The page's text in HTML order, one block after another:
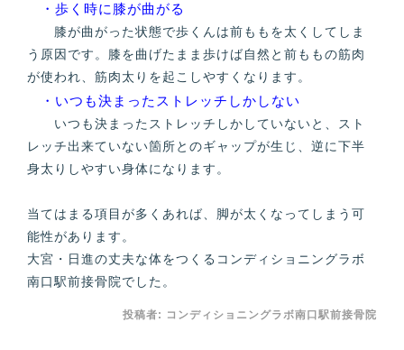
・歩く時に膝が曲がる
膝が曲がった状態で歩くんは前ももを太くしてしま
う原因です。膝を曲げたまま歩けば自然と前ももの筋肉
が使われ、筋肉太りを起こしやすくなります。
・いつも決まったストレッチしかしない
いつも決まったストレッチしかしていないと、スト
レッチ出来ていない箇所とのギャップが生じ、逆に下半
身太りしやすい身体になります。
当てはまる項目が多くあれば、脚が太くなってしまう可
能性があります。
大宮・日進の丈夫な体をつくるコンディショニングラボ
南口駅前接骨院でした。
投稿者: コンディショニングラボ南口駅前接骨院